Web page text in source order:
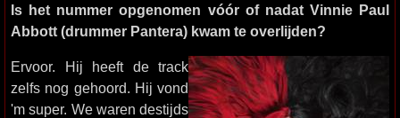
Is het nummer opgenomen vóór of nadat Vinnie Paul
Abbott (drummer Pantera) kwam te overlijden?
Ervoor. Hij heeft de track
zelfs nog gehoord. Hij vond
'm super. We waren destijds